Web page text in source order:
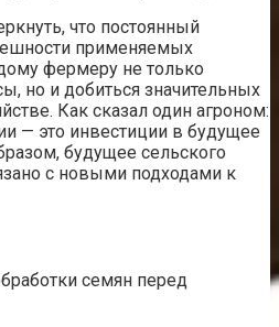
что постоянный
применяемых
фермеру не только
но и добиться значительных
Как сказал один агроном:
— это инвестиции в будущее
будущее сельского
с новыми подходами к
семян перед